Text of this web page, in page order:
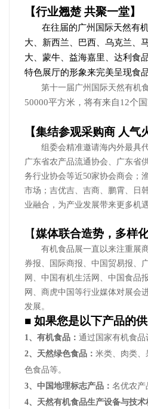
【行业翘楚 共聚一堂】
在往届的广州国际天然有
大、新西兰、巴西、 乌克兰、
大、蒙牛、益海嘉里、达利食
特色展厅的形象来完美呈现食
第十一届广州国际天然有机
50000平方米，将有来自12个
【集结参观采购商 人气
组委会精准邀请海内外最具
广东省农产品流通协会、广东省
务行业协会等近50家协会商会；
市场；吉优吉、吉商、鹏霄、日
业融合，为产业发展带来更多机
【媒体联合造势，多样
有机食品展一直以来注重展
券报、国际商报、中国贸易报、
网、中国有机生活网、中国食品
网、商虎中国等行业媒体对展会
发展。
■ 如果您是以下产品的
1、有机食品： 通过国家有机食
2、天然绿色食品： 米类、肉类、
色食品等。
3、中国地理标志产品： 名优农产
4、天然有机食品生产设备与技术